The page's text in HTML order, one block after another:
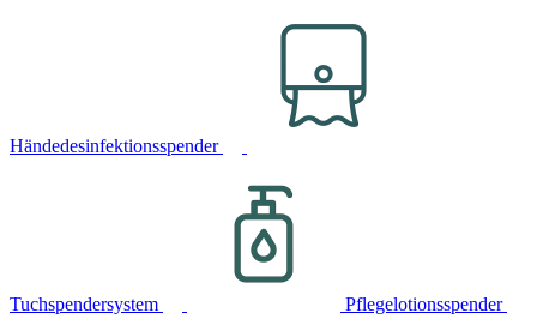
Händedesinfektionsspender
Tuchspendersystem Pflegelotionsspender